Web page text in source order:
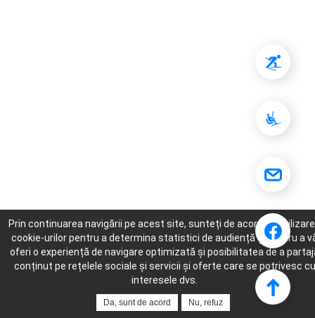
Prin continuarea navigării pe acest site, sunteți de acord cu
cookie-urilor pentru a determina statistici de audiență și pentru a
oferi o experiență de navigare optimizată și posibilitatea de a
conținut pe rețelele sociale și servicii și oferte care se potrivesc cu
interesele dvs.
Da, sunt de acord Nu, refuz